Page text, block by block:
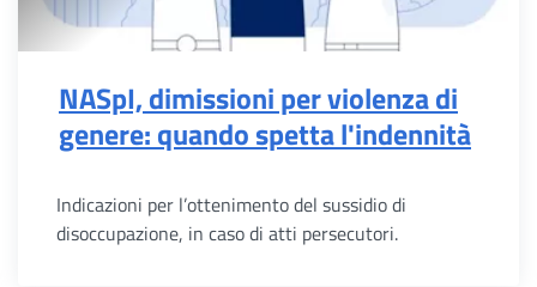
NASpI, dimissioni per violenza di
genere: quando spetta l'indennità
Indicazioni per l’ottenimento del sussidio di
disoccupazione, in caso di atti persecutori.